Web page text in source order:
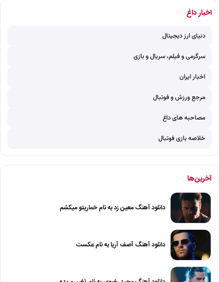
اخبار داغ
دنیای ارز دیجیتال
سرگرمی و فیلم، سریال و بازی
اخبار ایران
مرجع ورزش و فوتبال
مصاحبه های داغ
خلاصه بازی فوتبال
آخرین‌ها
دانلود آهنگ معین زد به نام خماریتو میکشم
دانلود آهنگ آصف آریا به نام عکست